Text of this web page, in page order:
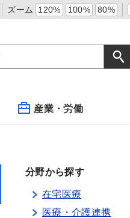
ズーム 120% 100% 80%
産業・労働
分野から探す
在宅医療
医療・介護連携